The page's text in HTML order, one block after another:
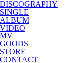
DISCOGRAPHY
SINGLE
ALBUM
VIDEO
MV
GOODS
STORE
CONTACT